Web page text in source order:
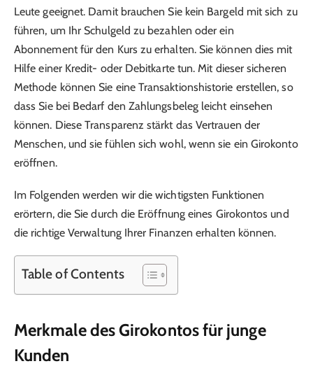
Leute geeignet. Damit brauchen Sie kein Bargeld mit sich zu
führen, um Ihr Schulgeld zu bezahlen oder ein
Abonnement für den Kurs zu erhalten. Sie können dies mit
Hilfe einer Kredit- oder Debitkarte tun. Mit dieser sicheren
Methode können Sie eine Transaktionshistorie erstellen, so
dass Sie bei Bedarf den Zahlungsbeleg leicht einsehen
können. Diese Transparenz stärkt das Vertrauen der
Menschen, und sie fühlen sich wohl, wenn sie ein Girokonto
eröffnen.
Im Folgenden werden wir die wichtigsten Funktionen
erörtern, die Sie durch die Eröffnung eines Girokontos und
die richtige Verwaltung Ihrer Finanzen erhalten können.
Table of Contents
Merkmale des Girokontos für junge
Kunden